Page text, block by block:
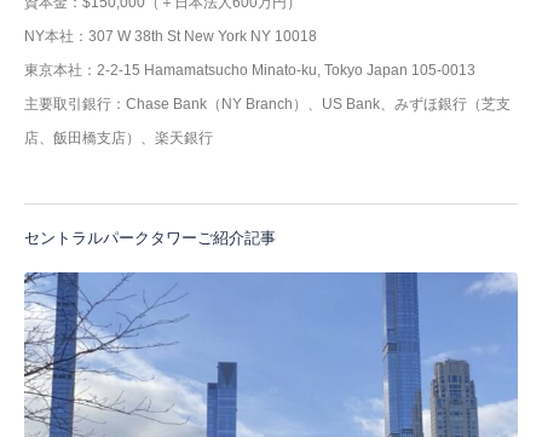
NY本社：307 W 38th St New York NY 10018
東京本社：2-2-15 Hamamatsucho Minato-ku, Tokyo Japan 105-0013
主要取引銀行：Chase Bank（NY Branch）、US Bank、みずほ銀行（芝支
店、飯田橋支店）、楽天銀行
セントラルパークタワーご紹介記事